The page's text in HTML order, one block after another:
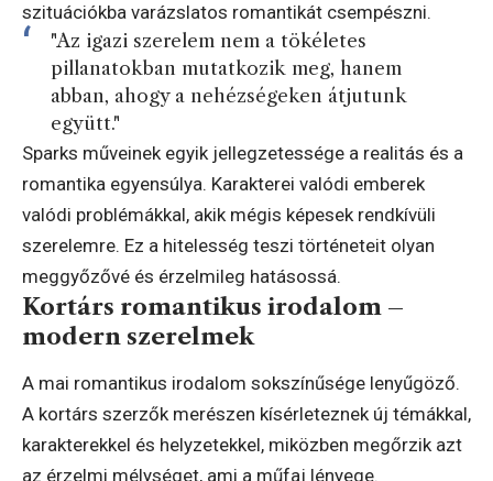
szituációkba varázslatos romantikát csempészni.
"Az igazi szerelem nem a tökéletes
pillanatokban mutatkozik meg, hanem
abban, ahogy a nehézségeken átjutunk
együtt."
Sparks műveinek egyik jellegzetessége a realitás és a
romantika egyensúlya. Karakterei valódi emberek
valódi problémákkal, akik mégis képesek rendkívüli
szerelemre. Ez a hitelesség teszi történeteit olyan
meggyőzővé és érzelmileg hatásossá.
Kortárs romantikus irodalom –
modern szerelmek
A mai romantikus irodalom sokszínűsége lenyűgöző.
A kortárs szerzők merészen kísérleteznek új témákkal,
karakterekkel és helyzetekkel, miközben megőrzik azt
az érzelmi mélységet, ami a műfaj lényege.